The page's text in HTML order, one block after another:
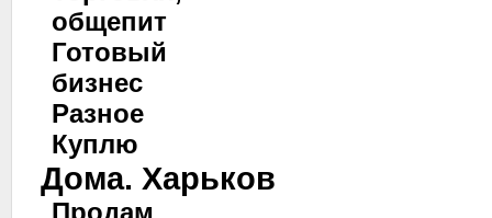
общепит
Готовый
бизнес
Разное
Куплю
Дома. Харьков
Продам